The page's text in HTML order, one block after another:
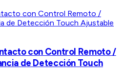
con Control Remoto /
de Detección Touch